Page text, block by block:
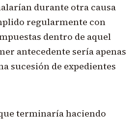
durante otra causa
regularmente con
dentro de aquel
antecedente sería apenas
sucesión de expedientes
terminaría haciendo